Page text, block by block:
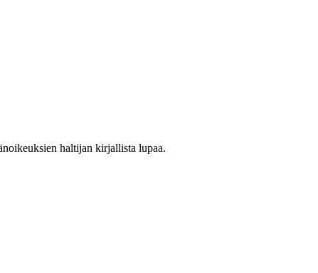
haltijan kirjallista lupaa.